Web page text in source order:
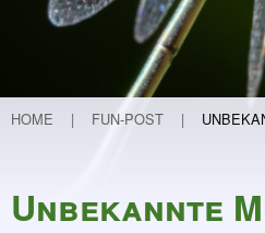
Teichvertiefung
Weitere Projekte
Lebendige Schunter
Etablierung eines
30 Jahre FUN
HOME FUN-POST
Unbekannte